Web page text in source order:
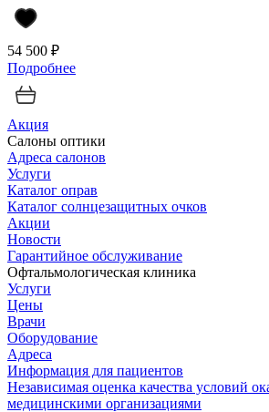
54 500 ₽
Подробнее
Акция
Салоны оптики
Адреса салонов
Услуги
Каталог оправ
Каталог солнцезащитных очков
Акции
Новости
Гарантийное обслуживание
Офтальмологическая клиника
Услуги
Цены
Врачи
Оборудование
Адреса
Информация для пациентов
Независимая оценка качества условий
медицинскими организациями